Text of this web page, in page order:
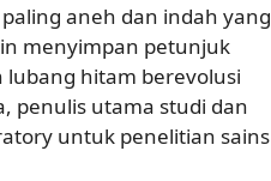
aneh dan indah yang
menyimpan petunjuk
hitam berevolusi
penulis utama studi dan
untuk penelitian sains